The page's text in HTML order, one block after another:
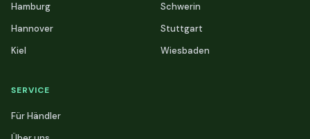
Hamburg
Hannover
Kiel
Schwerin
Stuttgart
Wiesbaden
SERVICE
Für Händler